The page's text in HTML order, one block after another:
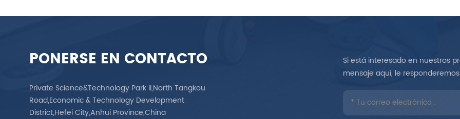
PONERSE EN CONTACTO
Private Science&Technology Park II,North Tangkou
Road,Economic & Technology Development
District,Hefei City,Anhui Province,China
Si está interesado en nuestros
mensaje aquí, le